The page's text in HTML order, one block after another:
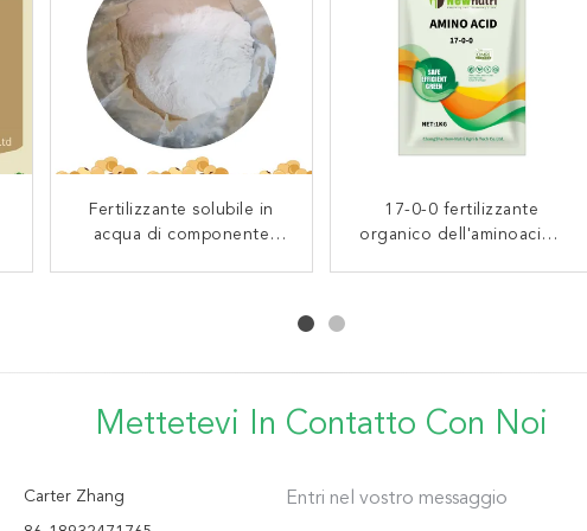
Fertilizzante solubile in
acqua di componente
17-0-0 fertilizzante
organico dell'aminoacido
Fertilizzante organico
dell'aminoacido della
Fertilizzante organico
dell'aminoacido della
Mettetevi In ​​contatto Con Noi
Carter Zhang Entri nel vostro messaggio